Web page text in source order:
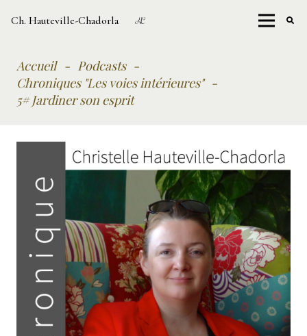
Ch. Hauteville-Chadorla
Accueil - Podcasts -
Chroniques "Les voies intérieures" -
5# Jardiner son esprit